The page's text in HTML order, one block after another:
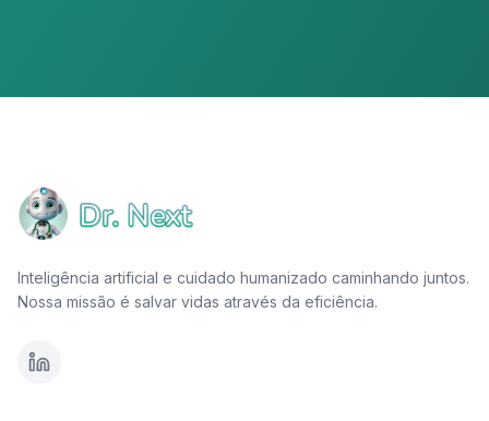
Inteligência artificial e cuidado humanizado caminhando juntos.
Nossa missão é salvar vidas através da eficiência.